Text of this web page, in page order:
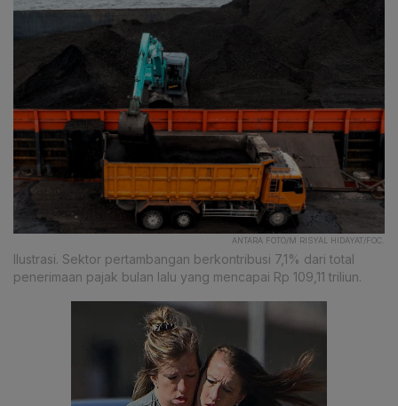
ANTARA FOTO/M RISYAL HIDAYAT/FOC.
Ilustrasi. Sektor pertambangan berkontribusi 7,1% dari total
penerimaan pajak bulan lalu yang mencapai Rp 109,11 triliun.